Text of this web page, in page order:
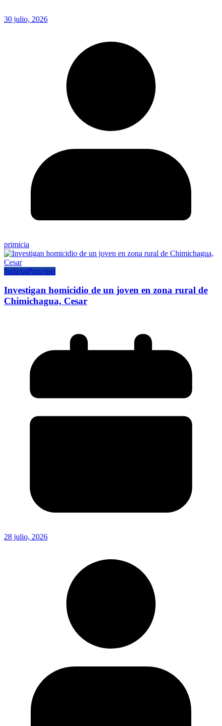
30 julio, 2026
primicia
JudicialPrincipal
Investigan homicidio de un joven en zona rural de
Chimichagua, Cesar
28 julio, 2026